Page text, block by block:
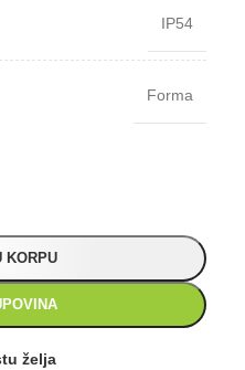
IP54
Forma
KORPU
želja